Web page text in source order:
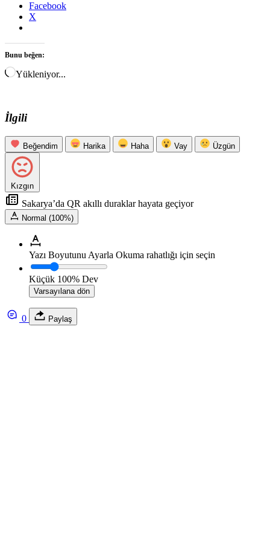
Facebook
X
Bunu beğen:
Yükleniyor...
İlgili
Beğendim Harika Haha Vay Üzgün
Kızgın
Sakarya’da QR akıllı duraklar hayata geçiyor
Normal (100%)
Yazı Boyutunu Ayarla Okuma rahatlığı için seçin
Küçük 100% Dev
Varsayılana dön
0 Paylaş